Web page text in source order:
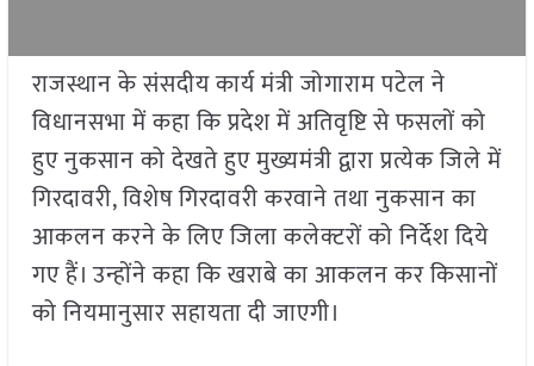
राजस्थान के संसदीय कार्य मंत्री जोगाराम पटेल ने
विधानसभा में कहा कि प्रदेश में अतिवृष्टि से फसलों को
हुए नुकसान को देखते हुए मुख्यमंत्री द्वारा प्रत्येक जिले में
गिरदावरी, विशेष गिरदावरी करवाने तथा नुकसान का
आकलन करने के लिए जिला कलेक्टरों को निर्देश दिये
गए हैं। उन्होंने कहा कि खराबे का आकलन कर किसानों
को नियमानुसार सहायता दी जाएगी।